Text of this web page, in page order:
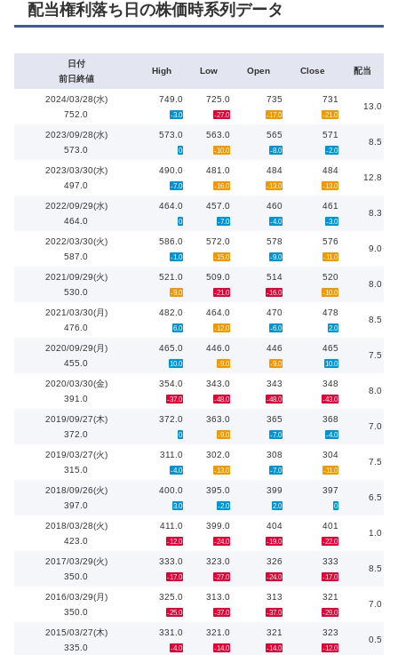
配当権利落ち日の株価時系列データ
日付
前日終値
High Low Open Close 配当
2024/03/28(水)
752.0
749.0
-3.0
725.0
-27.0
735
-17.0
731
-21.0
13.0
2023/09/28(水)
573.0
573.0
0
563.0
-10.0
565
-8.0
571
-2.0
8.5
2023/03/30(水)
497.0
490.0
-7.0
481.0
-16.0
484
-13.0
484
-13.0
12.8
2022/09/29(水)
464.0
464.0
0
457.0
-7.0
460
-4.0
461
-3.0
8.3
2022/03/30(火)
587.0
586.0
-1.0
572.0
-15.0
578
-9.0
576
-11.0
9.0
2021/09/29(火)
530.0
521.0
-9.0
509.0
-21.0
514
-16.0
520
-10.0
8.0
2021/03/30(月)
476.0
482.0
6.0
464.0
-12.0
470
-6.0
478
2.0
8.5
2020/09/29(月)
455.0
465.0
10.0
446.0
-9.0
446
-9.0
465
10.0
7.5
2020/03/30(金)
391.0
354.0
-37.0
343.0
-48.0
343
-48.0
348
-43.0
8.0
2019/09/27(木)
372.0
372.0
0
363.0
-9.0
365
-7.0
368
-4.0
7.0
2019/03/27(火)
315.0
311.0
-4.0
302.0
-13.0
308
-7.0
304
-11.0
7.5
2018/09/26(火)
397.0
400.0
3.0
395.0
-2.0
399
2.0
397
0
6.5
2018/03/28(火)
423.0
411.0
-12.0
399.0
-24.0
404
-19.0
401
-22.0
1.0
2017/03/29(火)
350.0
333.0
-17.0
323.0
-27.0
326
-24.0
333
-17.0
8.5
2016/03/29(月)
350.0
325.0
-25.0
313.0
-37.0
313
-37.0
321
-29.0
7.0
2015/03/27(木)
335.0
331.0
-4.0
321.0
-14.0
321
-14.0
323
-12.0
0.5